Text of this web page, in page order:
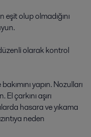
eşit olup olmadığını
olarak kontrol
yapın. Nozulları
çarkını aşırı
hasara ve yıkama
neden